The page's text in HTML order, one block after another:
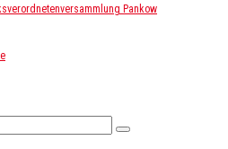
Pankow